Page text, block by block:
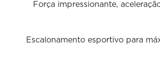
Força impressionante,
Escalonamento esportivo para